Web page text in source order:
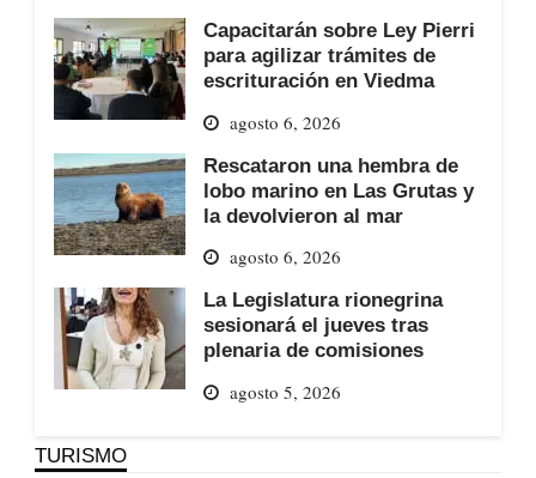
Capacitarán sobre Ley Pierri
para agilizar trámites de
escrituración en Viedma
agosto 6, 2026
Rescataron una hembra de
lobo marino en Las Grutas y
la devolvieron al mar
agosto 6, 2026
La Legislatura rionegrina
sesionará el jueves tras
plenaria de comisiones
agosto 5, 2026
TURISMO